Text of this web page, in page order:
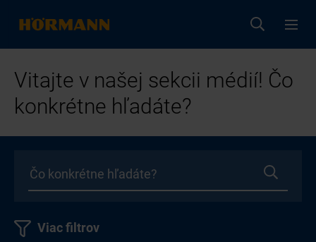
Vitajte v našej sekcii médií! Čo
konkrétne hľadáte?
Viac filtrov